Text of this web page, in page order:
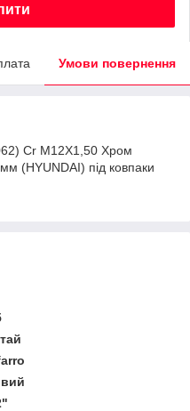
Умови повернення
Cr M12X1,50 Хром
(HYUNDAI) під ковпаки